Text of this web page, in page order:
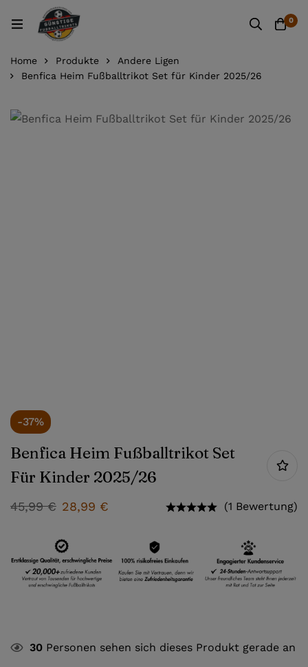
0
Home Produkte
Andere Ligen
Benfica Heim Fußballtrikot Set für Kinder 2025/26
-37%
Benfica Heim Fußballtrikot Set
Für Kinder 2025/26
45,99€ 28,99 € (1 Bewertung)
30 Personen sehen sich dieses Produkt gerade an